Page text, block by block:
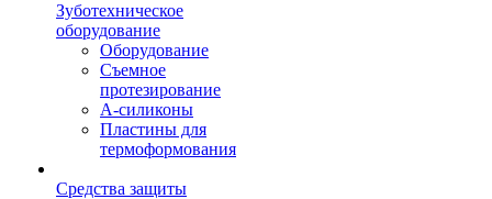
Зуботехническое
оборудование
Оборудование
Съемное
протезирование
А-силиконы
Пластины для
термоформования
Средства защиты